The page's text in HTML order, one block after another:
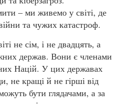
ми живемо у світі, де
та чужих катастроф.
сім, і не двадцять, а
держав. Вони є членами
Націй. У цих державах
не кращі й не гірші від
бути глядачами, а за